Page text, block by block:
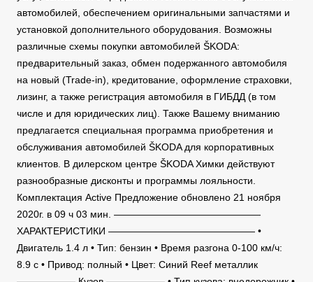
автомобилей, обеспечением оригинальными запчастями и
установкой дополнительного оборудования. Возможны
различные схемы покупки автомобилей ŠKODA:
предварительный заказ, обмен подержанного автомобиля
на новый (Trade-in), кредитование, оформление страховки,
лизинг, а также регистрация автомобиля в ГИБДД (в том
числе и для юридических лиц). Также Вашему вниманию
предлагается специальная программа приобретения и
обслуживания автомобилей ŠKODA для корпоративных
клиентов. В дилерском центре ŠKODA Химки действуют
разнообразные дисконты и программы лояльности.
Комплектация Active Предложение обновлено 21 ноября
2020г. в 09 ч 03 мин. ———————————————
ХАРАКТЕРИСТИКИ ——————————————— •
Двигатель 1.4 л • Тип: бензин • Время разгона 0-100 км/ч:
8.9 c • Привод: полный • Цвет: Синий Reef металлик